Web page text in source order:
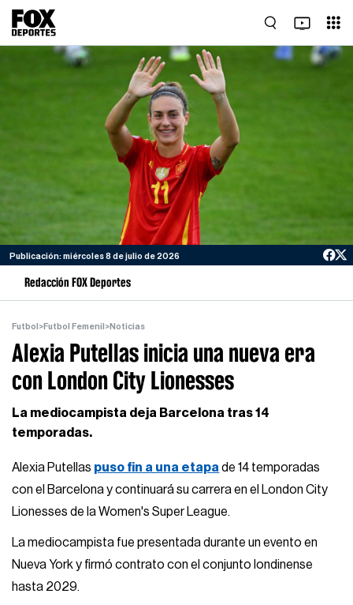
Publicación: miércoles 8 de julio de 2026
Redacción FOX Deportes
Futbol >Futbol Femenil >Noticias
Alexia Putellas inicia una nueva era
con London City Lionesses
La mediocampista deja Barcelona tras 14
temporadas.
Alexia Putellas puso fin a una etapa de 14 temporadas
con el Barcelona y continuará su carrera en el London City
Lionesses de la Women's Super League.
La mediocampista fue presentada durante un evento en
Nueva York y firmó contrato con el conjunto londinense
hasta 2029.